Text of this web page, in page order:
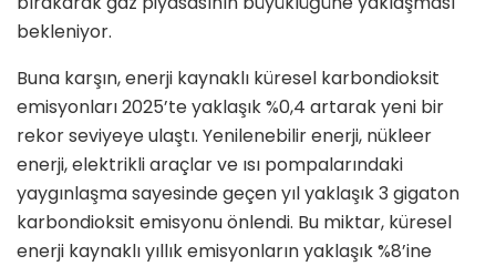
bekleniyor.
Buna karşın, enerji kaynaklı küresel karbondioksit
emisyonları 2025’te yaklaşık %0,4 artarak yeni bir
rekor seviyeye ulaştı. Yenilenebilir enerji, nükleer
enerji, elektrikli araçlar ve ısı pompalarındaki
yaygınlaşma sayesinde geçen yıl yaklaşık 3 gigaton
karbondioksit emisyonu önlendi. Bu miktar, küresel
enerji kaynaklı yıllık emisyonların yaklaşık %8’ine